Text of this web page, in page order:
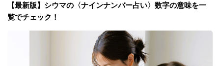
【最新版】シウマの〈ナインナンバー占い〉数字の意味を一
覧でチェック！